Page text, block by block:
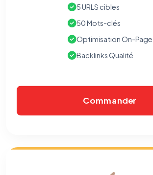
5 URLS cibles
50 Mots-clés
Optimisation On-Page
Backlinks Qualité
Commander